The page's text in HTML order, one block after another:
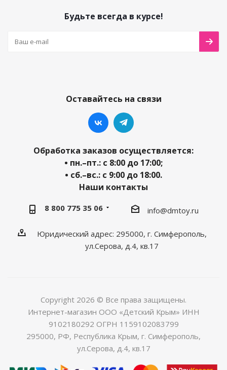
Будьте всегда в курсе!
Оставайтесь на связи
Обработка заказов осуществляется:
• пн.–пт.: с 8:00 до 17:00;
• сб.–вс.: с 9:00 до 18:00.
Наши контакты
8 800 775 35 06 info@dmtoy.ru
Юридический адрес: 295000, г. Симферополь,
ул.Серова, д.4, кв.17
Copyright 2026 © Все права защищены.
Интернет-магазин ООО «Детский Крым» ИНН
9102180292 ОГРН 1159102083799
295000, РФ, Республика Крым, г. Симферополь,
ул.Серова, д.4, кв.17